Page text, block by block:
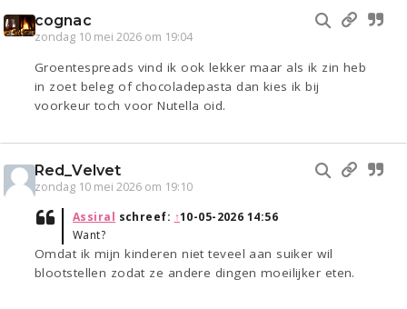
cognac
zondag 10 mei 2026 om 19:04
Groentespreads vind ik ook lekker maar als ik zin heb
in zoet beleg of chocoladepasta dan kies ik bij
voorkeur toch voor Nutella oid.
Red_Velvet
zondag 10 mei 2026 om 19:10
Assiral schreef: ↑10-05-2026 14:56
Want?
Omdat ik mijn kinderen niet teveel aan suiker wil
blootstellen zodat ze andere dingen moeilijker eten.